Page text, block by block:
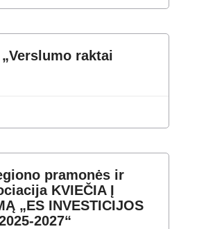
raktai
pramonės ir
KVIEČIA Į
„ES INVESTICIJOS
2027“